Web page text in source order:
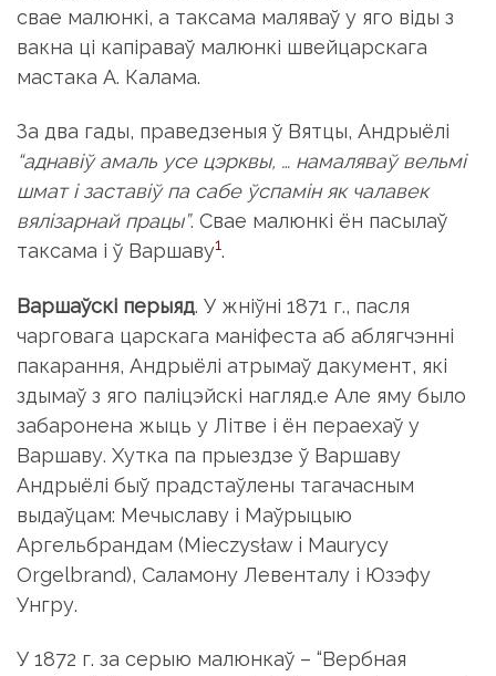
свае малюнкі, а таксама маляваў у яго віды з
вакна ці капіраваў малюнкі швейцарскага
мастака А. Калама.
За два гады, праведзеныя ў Вятцы, Андрыёлі
“аднавіў амаль усе цэрквы, … намаляваў вельмі
шмат і заставіў па сабе ўспамін як чалавек
вялізарнай працы”. Свае малюнкі ён пасылаў
таксама і ў Варшаву1.
Варшаўскі перыяд. У жніўні 1871 г., пасля
чарговага царскага маніфеста аб аблягчэнні
пакарання, Андрыёлі атрымаў дакумент, які
здымаў з яго паліцэйскі нагляд.e Але яму было
забаронена жыць у Літве і ён пераехаў у
Варшаву. Хутка па прыездзе ў Варшаву
Андрыёлі быў прадстаўлены тагачасным
выдаўцам: Мечыславу і Маўрыцыю
Аргельбрандам (Mieczysław i Maurycy
Orgelbrand), Саламону Левенталу і Юзэфу
Унгру.
У 1872 г. за серыю малюнкаў – “Вербная